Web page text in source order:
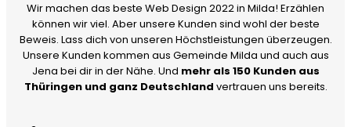
Wir machen das beste Web Design 2022 in Milda! Erzählen
können wir viel. Aber unsere Kunden sind wohl der beste
Beweis. Lass dich von unseren Höchstleistungen überzeugen.
Unsere Kunden kommen aus Gemeinde Milda und auch aus
Jena bei dir in der Nähe. Und mehr als 150 Kunden aus
Thüringen und ganz Deutschland vertrauen uns bereits.